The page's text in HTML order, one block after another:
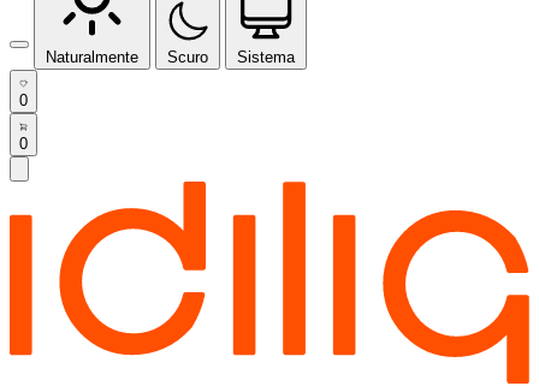
Naturalmente Scuro Sistema
0
0